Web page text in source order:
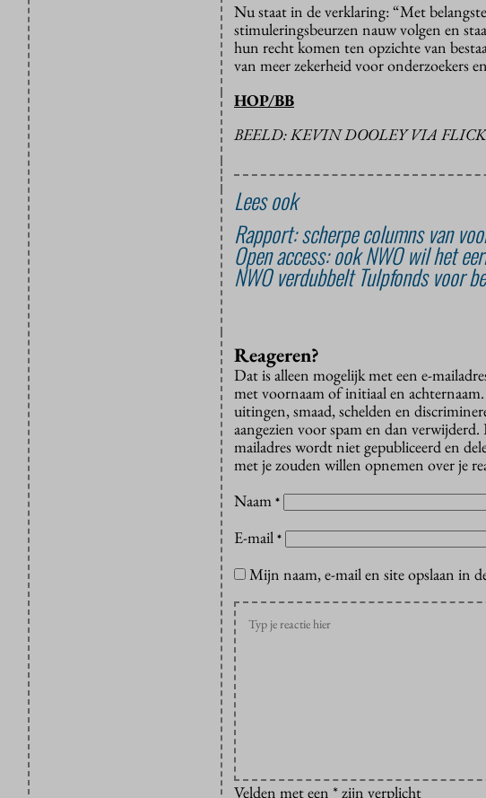
Nu staat in de verklaring: “Met
stimuleringsbeurzen nauw volgen en
hun recht komen ten opzichte van
van meer zekerheid voor onderzoekers
HOP/BB
BEELD: KEVIN DOOLEY VIA
Lees ook
Rapport: scherpe columns van
Open access: ook NWO wil het
NWO verdubbelt Tulpfonds voor
Reageren?
Dat is alleen mogelijk met een e-
met voornaam of initiaal en
uitingen, smaad, schelden en
aangezien voor spam en dan verwijderd.
mailadres wordt niet gepubliceerd en
met je zouden willen opnemen over je
Naam *
E-mail *
Mijn naam, e-mail en site opslaan in
Velden met een * zijn verplicht